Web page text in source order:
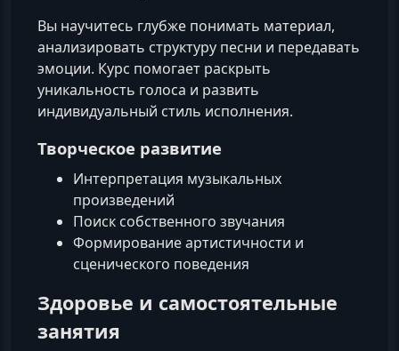
Вы научитесь глубже понимать материал,
анализировать структуру песни и передавать
эмоции. Курс помогает раскрыть
уникальность голоса и развить
индивидуальный стиль исполнения.
Творческое развитие
Интерпретация музыкальных
произведений
Поиск собственного звучания
Формирование артистичности и
сценического поведения
Здоровье и самостоятельные
занятия